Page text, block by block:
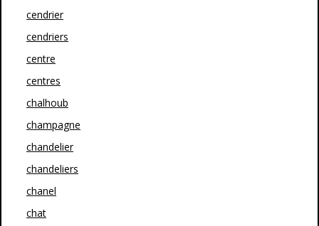
cendrier
cendriers
centre
centres
chalhoub
champagne
chandelier
chandeliers
chanel
chat